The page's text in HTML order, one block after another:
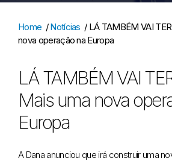
Home /Notícias / LÁ TAMBÉM VAI
nova operação na Europa
LÁ TAMBÉM VAI
Mais uma nova
Europa
A Dana anunciou que irá construir uma